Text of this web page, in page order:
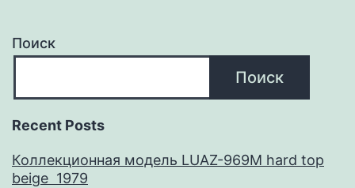
Поиск
Поиск
Recent Posts
Коллекционная модель LUAZ-969M hard top
beige 1979